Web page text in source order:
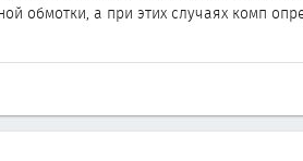
а при этих случаях комп